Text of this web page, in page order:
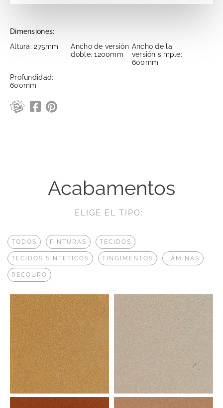
Dimensiones:
Altura: 275mm
Ancho de versión
doble: 1200mm
Ancho de la
versión simple:
600mm
Profundidad:
600mm
Acabamentos
ELIGE EL TIPO:
TODOS PINTURAS TECIDOS
TECIDOS SINTÉTICOS TINGIMENTOS LÂMINAS
RECOURO